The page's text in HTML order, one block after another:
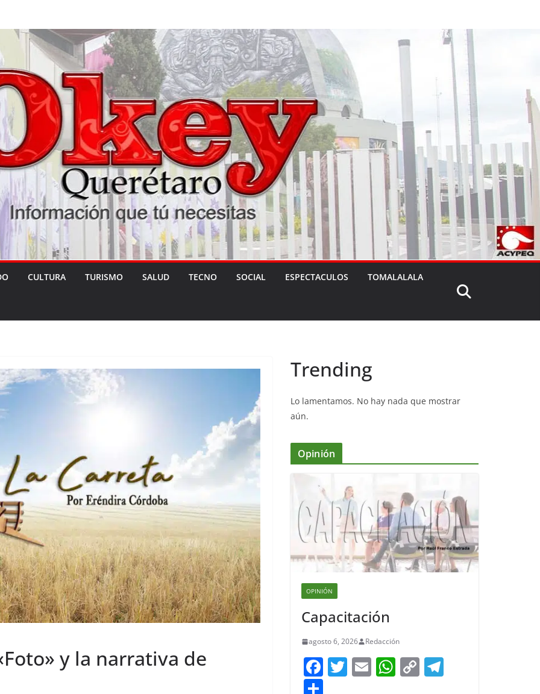
CULTURA TURISMO SALUD TECNO SOCIAL ESPECTACULOS TOMALALALA
y la narrativa de
Trending
Lo lamentamos. No hay nada que mostrar
aún.
Opinión
OPINIÓN
Capacitación
agosto 6, 2026 Redacción
F T E W C